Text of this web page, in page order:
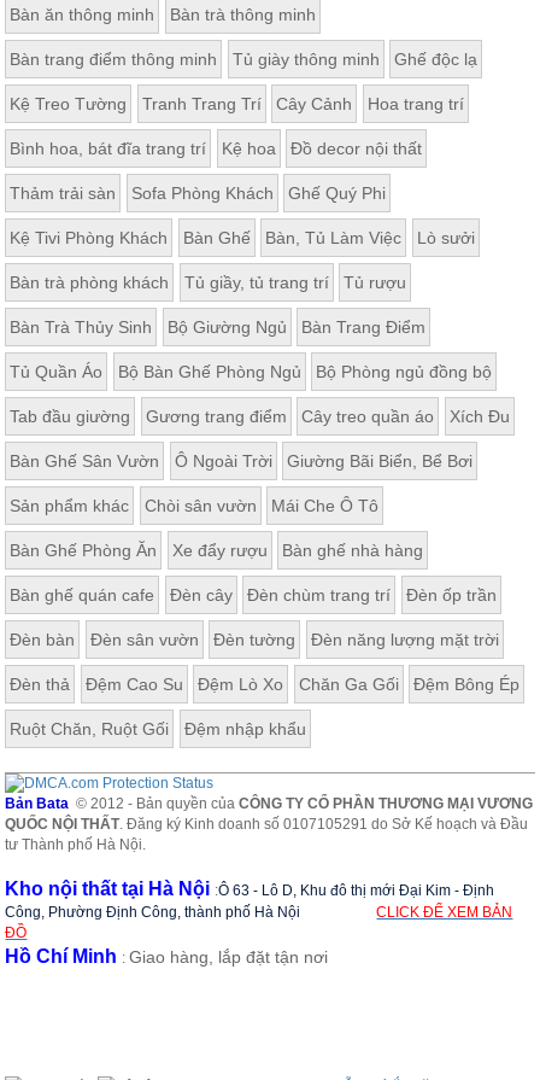
Thất
Phòng
Khách
Sofa,
tủ
rượu,
Bàn
Nội
Thất
Phòng
Ngủ
Giường
ngủ, tủ
áo, bàn
trang
Nội
Thất
Phòng
Ăn
Bàn
ăn,
ghế
ăn,
bếp
Nội
Thất
Ban
Công,
Vườn
Bàn
ghế
ban
đu,
ghế...
Phụ
Bàn ăn thông minh Bàn trà thông minh
Bàn trang điểm thông minh Tủ giày thông minh Ghế độc lạ
Kệ Treo Tường Tranh Trang Trí Cây Cảnh Hoa trang trí
Bình hoa, bát đĩa trang trí Kệ hoa Đồ decor nội thất
Thảm trải sàn Sofa Phòng Khách Ghế Quý Phi
Kệ Tivi Phòng Khách Bàn Ghế Bàn, Tủ Làm Việc Lò sưởi
Bàn trà phòng khách Tủ giầy, tủ trang trí Tủ rượu
Bàn Trà Thủy Sinh Bộ Giường Ngủ Bàn Trang Điểm
Tủ Quần Áo Bộ Bàn Ghế Phòng Ngủ Bộ Phòng ngủ đồng bộ
Tab đầu giường Gương trang điểm Cây treo quần áo Xích Đu
Bàn Ghế Sân Vườn Ô Ngoài Trời Giường Bãi Biển, Bể Bơi
Sản phẩm khác Chòi sân vườn Mái Che Ô Tô
Bàn Ghế Phòng Ăn Xe đẩy rượu Bàn ghế nhà hàng
Bàn ghế quán cafe Đèn cây Đèn chùm trang trí Đèn ốp trần
Đèn bàn Đèn sân vườn Đèn tường Đèn năng lượng mặt trời
Đèn thả Đệm Cao Su Đệm Lò Xo Chăn Ga Gối Đệm Bông Ép
Ruột Chăn, Ruột Gối Đệm nhập khẩu
Bản Bata © 2012 - Bản quyền củaCÔNG TY CỔ PHẦN THƯƠNG MẠI VƯƠNG
QUỐC NỘI THẤT. Đăng ký Kinh doanh số 0107105291 do Sở Kế hoạch và Đầu
tư Thành phố Hà Nội.
Kho nội thất tại Hà Nội :Ô 63 - Lô D, Khu đô thị mới Đại Kim - Định
Công, Phường Định Công, thành phố Hà Nội
CLICK ĐỂ XEM BẢN
ĐỒ
Hồ Chí Minh :Giao hàng, lắp đặt tận nơi